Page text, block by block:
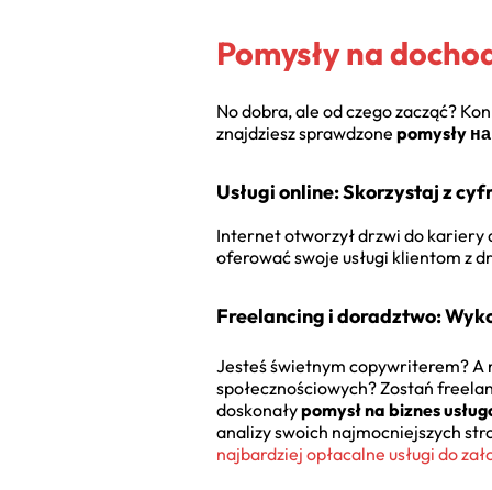
Pomysły na
No dobra, ale od czego zacząć?
znajdziesz sprawdzone pomysły
Usługi online: Skorzystaj z
Internet otworzył drzwi do kariery
oferować swoje usługi klientom z
Freelancing i doradztwo:
Jesteś świetnym copywriterem? A
społecznościowych? Zostań
doskonałypomysł na biznes
analizy swoich najmocniejszych
najbardziej opłacalne usługi do